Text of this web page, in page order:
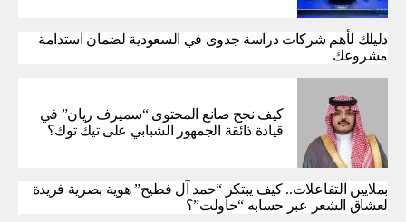
دليلك لأهم شركات دراسة جدوى في السعودية لضمان استدامة
مشروعك
كيف نجح صانع المحتوى “سميرف ريان” في
قيادة ذائقة الجمهور الشبابي على تيك توك؟
بملايين التفاعلات.. كيف يبتكر “حمد آل فطيح” هوية بصرية فريدة
لعشاق الشعر عبر حسابه “حاولت”؟